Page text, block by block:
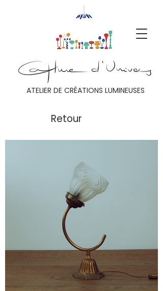
ATELIER DE CRÉATIONS LUMINEUSES
Retour